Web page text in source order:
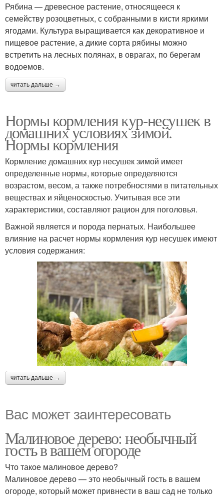
Рябина — древесное растение, относящееся к
семейству розоцветных, с собранными в кисти яркими
ягодами. Культура выращивается как декоративное и
пищевое растение, а дикие сорта рябины можно
встретить на лесных полянах, в оврагах, по берегам
водоемов.
читать дальше →
Нормы кормления кур-несушек в
домашних условиях зимой.
Нормы кормления
Кормление домашних кур несушек зимой имеет
определенные нормы, которые определяются
возрастом, весом, а также потребностями в питательных
веществах и яйценоскостью. Учитывая все эти
характеристики, составляют рацион для поголовья.
Важной является и порода пернатых. Наибольшее
влияние на расчет нормы кормления кур несушек имеют
условия содержания:
читать дальше →
Вас может заинтересовать
Малиновое дерево: необычный
гость в вашем огороде
Что такое малиновое дерево?
Малиновое дерево — это необычный гость в вашем
огороде, который может привнести в ваш сад не только